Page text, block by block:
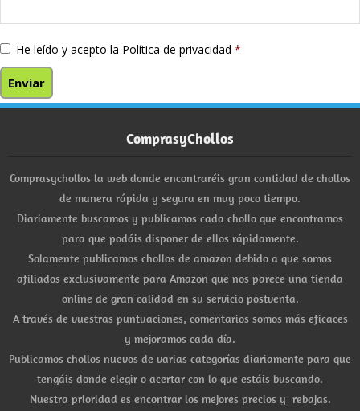
He leído y acepto la Política de privacidad *
ComprasyChollos
Comprasychollos la web donde encontraréis gran cantidad de chollos
de manera rápida y segura en muy poco tiempo.
Diariamente buscamos y publicamos cada chollo que encontramos
para que podáis disponer de ellos rápidamente.
Solamente publicamos chollos de amazon debido a que somos
afiliados exclusivamente para Amazon que nos parece una tienda
online de gran calidad en su servicio postventa.
A través de vuestras puntuaciones, comentarios somos más eficaces
y mejoramos cada día.
Publicamos chollos nuevos de varias categorías diariamente para que
tengáis donde elegir o acertar con lo que estáis buscando.
Nuestra prioridad es encontrar los mejores precios y rebajas.